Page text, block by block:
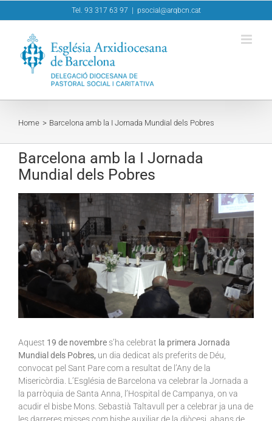
to
Tel. 93 317 63 97 psocial@arqbcn.cat
Home Barcelona amb la I Jornada Mundial dels Pobres
Barcelona amb la I Jornada
Mundial dels Pobres
View
Larger
Image
Aquest 19 de novembre s’ha celebrat la primera Jornada
Mundial dels Pobres, un dia dedicat als preferits de Déu,
convocat pel Sant Pare com a resultat de l’Any de la
Misericòrdia. L’Església de Barcelona va celebrar la Jornada a
la parròquia de Santa Anna, l’Hospital de Campanya, on va
acudir el bisbe Mons. Sebastià Taltavull per a celebrar ja una de
les darreres misses com bisbe auxiliar de la diòcesi, abans de